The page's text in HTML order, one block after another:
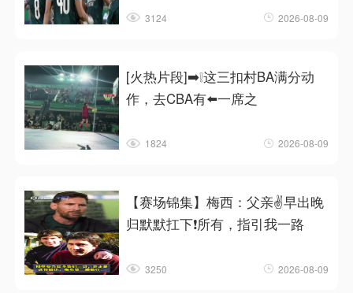
3124 2026-08-09
[火热片段]➡️❕这三扣村BA满分动
作，去CBA有⬅️一席之
1824 2026-08-09
【赛场锦集】梅西：父亲✌️早出晚
归默默扛下❗所有，指引我一路
3250 2026-08-09